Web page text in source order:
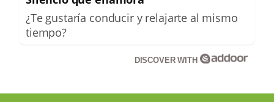
¿Te gustaría conducir y relajarte al mismo
tiempo?
DISCOVER WITH